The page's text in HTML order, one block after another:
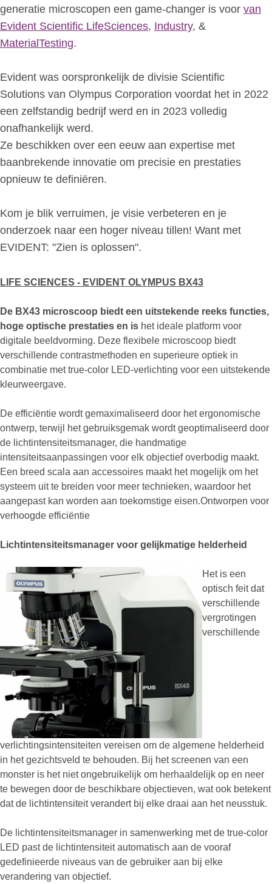
generatie microscopen een game-changer is voor van
Evident Scientific LifeSciences, Industry, &
MaterialTesting.
Evident was oorspronkelijk de divisie Scientific
Solutions van Olympus Corporation voordat het in 2022
een zelfstandig bedrijf werd en in 2023 volledig
onafhankelijk werd.
Ze beschikken over een eeuw aan expertise met
baanbrekende innovatie om precisie en prestaties
opnieuw te definiëren.
Kom je blik verruimen, je visie verbeteren en je
onderzoek naar een hoger niveau tillen! Want met
EVIDENT: "Zien is oplossen".
LIFE SCIENCES - EVIDENT OLYMPUS BX43
De BX43 microscoop biedt een uitstekende reeks functies,
hoge optische prestaties en is het ideale platform voor
digitale beeldvorming. Deze flexibele microscoop biedt
verschillende contrastmethoden en superieure optiek in
combinatie met true-color LED-verlichting voor een uitstekende
kleurweergave.
De efficiëntie wordt gemaximaliseerd door het ergonomische
ontwerp, terwijl het gebruiksgemak wordt geoptimaliseerd door
de lichtintensiteitsmanager, die handmatige
intensiteitsaanpassingen voor elk objectief overbodig maakt.
Een breed scala aan accessoires maakt het mogelijk om het
systeem uit te breiden voor meer technieken, waardoor het
aangepast kan worden aan toekomstige eisen.Ontworpen voor
verhoogde efficiëntie
Lichtintensiteitsmanager voor gelijkmatige helderheid
Het is een
optisch feit dat
verschillende
vergrotingen
verschillende
verlichtingsintensiteiten vereisen om de algemene helderheid
in het gezichtsveld te behouden. Bij het screenen van een
monster is het niet ongebruikelijk om herhaaldelijk op en neer
te bewegen door de beschikbare objectieven, wat ook betekent
dat de lichtintensiteit verandert bij elke draai aan het neusstuk.
De lichtintensiteitsmanager in samenwerking met de true-color
LED past de lichtintensiteit automatisch aan de vooraf
gedefinieerde niveaus van de gebruiker aan bij elke
verandering van objectief.